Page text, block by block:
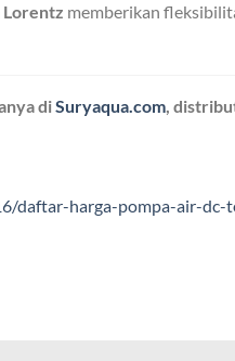
Lorentz memberikan
diSuryaqua.com,
daftar-harga-pompa-air-dc-